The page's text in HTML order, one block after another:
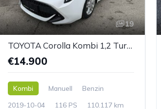
19
TOYOTA Corolla Kombi 1,2 Turbo Active
€14.900
Kombi Manuell
Benzin
2019-10-04
116 PS 110.117 km